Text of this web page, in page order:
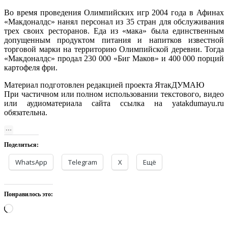
Во время проведения Олимпийских игр 2004 года в Афинах
«Макдоналдс» нанял персонал из 35 стран для обслуживания
трех своих ресторанов. Еда из «мака» была единственным
допущенным продуктом питания и напитков известной
торговой марки на территорию Олимпийской деревни. Тогда
«Макдоналдс» продал 230 000 «Биг Маков» и 400 000 порций
картофеля фри.
Материал подготовлен редакцией проекта ЯтакДУМАЮ
При частичном или полном использовании текстового, видео
или аудиоматериала сайта ссылка на yatakdumayu.ru
обязательна.
Поделиться:
WhatsApp Telegram X Ещё
Понравилось это:
Загрузка…